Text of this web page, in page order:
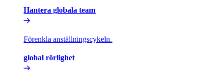
Hantera globala team​​
Förenkla anställningscykeln.​​
global rörlighet​​